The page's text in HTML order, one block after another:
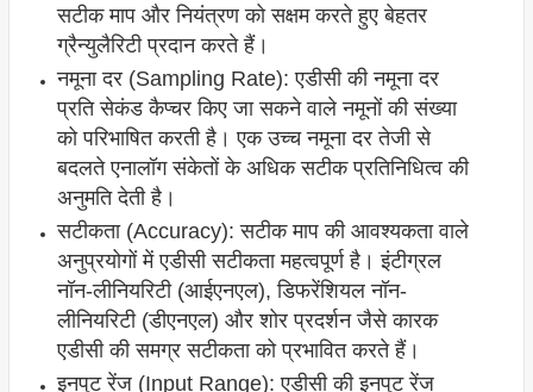
सटीक माप और नियंत्रण को सक्षम करते हुए बेहतर
ग्रैन्युलैरिटी प्रदान करते हैं।
नमूना दर (Sampling Rate): एडीसी की नमूना दर
प्रति सेकंड कैप्चर किए जा सकने वाले नमूनों की संख्या
को परिभाषित करती है। एक उच्च नमूना दर तेजी से
बदलते एनालॉग संकेतों के अधिक सटीक प्रतिनिधित्व की
अनुमति देती है।
सटीकता (Accuracy): सटीक माप की आवश्यकता वाले
अनुप्रयोगों में एडीसी सटीकता महत्वपूर्ण है। इंटीग्रल
नॉन-लीनियरिटी (आईएनएल), डिफरेंशियल नॉन-
लीनियरिटी (डीएनएल) और शोर प्रदर्शन जैसे कारक
एडीसी की समग्र सटीकता को प्रभावित करते हैं।
इनपुट रेंज (Input Range): एडीसी की इनपुट रेंज